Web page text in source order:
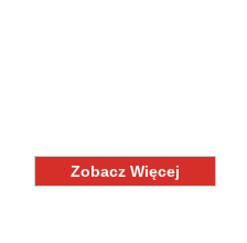
Zobacz Więcej